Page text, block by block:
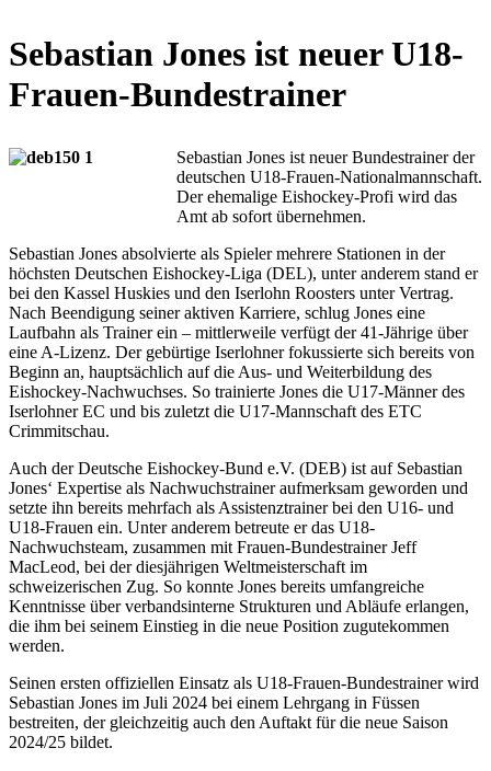
Sebastian Jones ist neuer U18-
Frauen-Bundestrainer
Sebastian Jones ist neuer Bundestrainer der
deutschen U18-Frauen-Nationalmannschaft.
Der ehemalige Eishockey-Profi wird das
Amt ab sofort übernehmen.
Sebastian Jones absolvierte als Spieler mehrere Stationen in der
höchsten Deutschen Eishockey-Liga (DEL), unter anderem stand er
bei den Kassel Huskies und den Iserlohn Roosters unter Vertrag.
Nach Beendigung seiner aktiven Karriere, schlug Jones eine
Laufbahn als Trainer ein – mittlerweile verfügt der 41-Jährige über
eine A-Lizenz. Der gebürtige Iserlohner fokussierte sich bereits von
Beginn an, hauptsächlich auf die Aus- und Weiterbildung des
Eishockey-Nachwuchses. So trainierte Jones die U17-Männer des
Iserlohner EC und bis zuletzt die U17-Mannschaft des ETC
Crimmitschau.
Auch der Deutsche Eishockey-Bund e.V. (DEB) ist auf Sebastian
Jones‘ Expertise als Nachwuchstrainer aufmerksam geworden und
setzte ihn bereits mehrfach als Assistenztrainer bei den U16- und
U18-Frauen ein. Unter anderem betreute er das U18-
Nachwuchsteam, zusammen mit Frauen-Bundestrainer Jeff
MacLeod, bei der diesjährigen Weltmeisterschaft im
schweizerischen Zug. So konnte Jones bereits umfangreiche
Kenntnisse über verbandsinterne Strukturen und Abläufe erlangen,
die ihm bei seinem Einstieg in die neue Position zugutekommen
werden.
Seinen ersten offiziellen Einsatz als U18-Frauen-Bundestrainer wird
Sebastian Jones im Juli 2024 bei einem Lehrgang in Füssen
bestreiten, der gleichzeitig auch den Auftakt für die neue Saison
2024/25 bildet.